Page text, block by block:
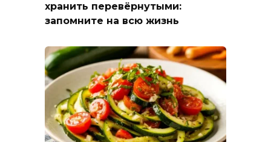
хранить перевёрнутыми:
запомните на всю жизнь